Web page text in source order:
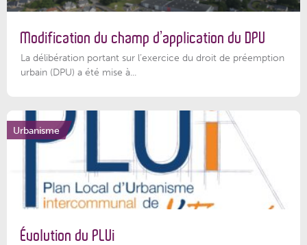
Modification du champ d’application du DPU
La délibération portant sur l’exercice du droit de préemption
urbain (DPU) a été mise à...
Urbanisme
Évolution du PLUi